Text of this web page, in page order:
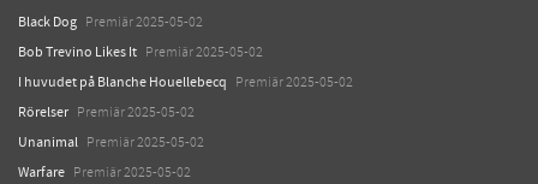
Black Dog Premiär 2025-05-02
Bob Trevino Likes It Premiär 2025-05-02
I huvudet på Blanche Houellebecq Premiär 2025-05-02
Rörelser Premiär 2025-05-02
Unanimal Premiär 2025-05-02
Warfare Premiär 2025-05-02